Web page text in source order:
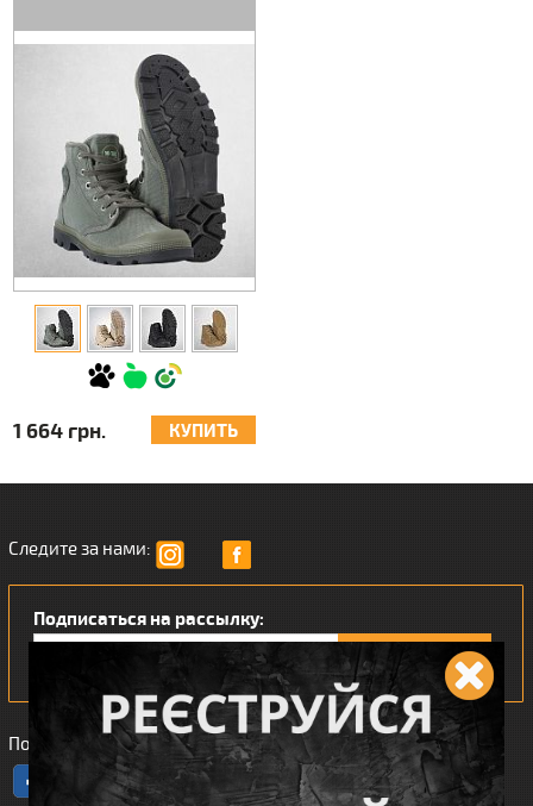
1 664 грн. КУПИТЬ
Следите за нами:
Подписаться на рассылку:
Понравился наш интернет магазин?